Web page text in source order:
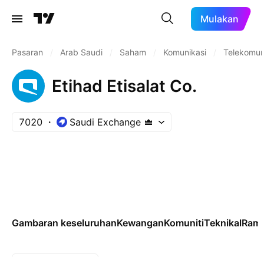
Mulakan
Pasaran Arab Saudi Saham Komunikasi
Etihad Etisalat Co.
7020 Saudi Exchange
Gambaran keseluruhanKewanganKomunitiTeknikal